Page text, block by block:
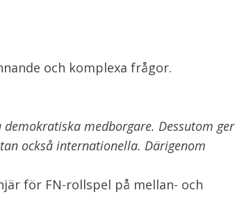
och komplexa frågor.
medborgare. Dessutom ger
också internationella. Därigenom
för FN-rollspel på mellan- och